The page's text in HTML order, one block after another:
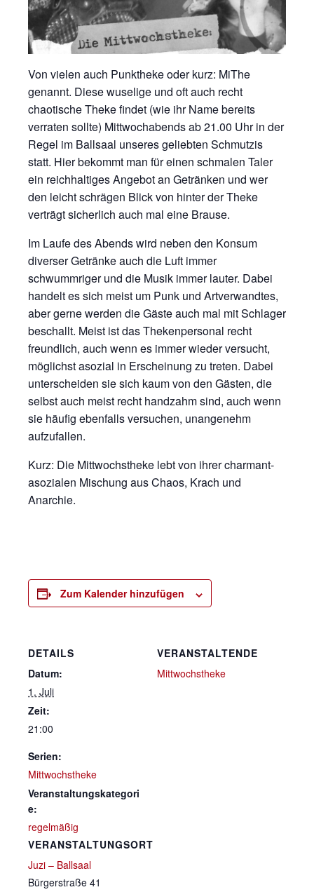
Von vielen auch Punktheke oder kurz: MiThe
genannt. Diese wuselige und oft auch recht
chaotische Theke findet (wie ihr Name bereits
verraten sollte) Mittwochabends ab 21.00 Uhr in der
Regel im Ballsaal unseres geliebten Schmutzis
statt. Hier bekommt man für einen schmalen Taler
ein reichhaltiges Angebot an Getränken und wer
den leicht schrägen Blick von hinter der Theke
verträgt sicherlich auch mal eine Brause.
Im Laufe des Abends wird neben den Konsum
diverser Getränke auch die Luft immer
schwummriger und die Musik immer lauter. Dabei
handelt es sich meist um Punk und Artverwandtes,
aber gerne werden die Gäste auch mal mit Schlager
beschallt. Meist ist das Thekenpersonal recht
freundlich, auch wenn es immer wieder versucht,
möglichst asozial in Erscheinung zu treten. Dabei
unterscheiden sie sich kaum von den Gästen, die
selbst auch meist recht handzahm sind, auch wenn
sie häufig ebenfalls versuchen, unangenehm
aufzufallen.
Kurz: Die Mittwochstheke lebt von ihrer charmant-
asozialen Mischung aus Chaos, Krach und
Anarchie.
Zum Kalender hinzufügen
DETAILS
Datum:
1. Juli
Zeit:
21:00
Serien:
Mittwochstheke
Veranstaltungskategori
e:
regelmäßig
VERANSTALTUNGSORT
Juzi – Ballsaal
Bürgerstraße 41
VERANSTALTENDE
Mittwochstheke